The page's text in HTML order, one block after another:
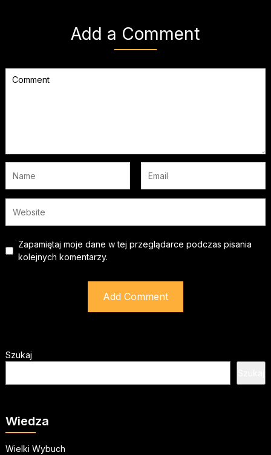
Add a Comment
Zapamiętaj moje dane w tej przeglądarce podczas pisania
kolejnych komentarzy.
Szukaj
Wiedza
Wielki Wybuch